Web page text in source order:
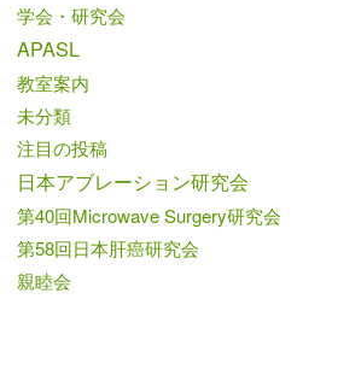
学会・研究会
APASL
教室案内
未分類
注目の投稿
日本アブレーション研究会
第40回Microwave Surgery研究会
第58回日本肝癌研究会
親睦会